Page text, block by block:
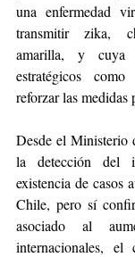
una enfermedad
transmitir zika,
amarilla, y cuya
estratégicos
reforzar las medidas
Desde el Ministerio
la detección del
existencia de casos
Chile, pero sí
asociado al
internacionales,